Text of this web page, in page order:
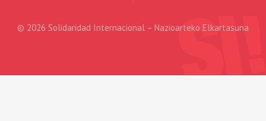
© 2026 Solidaridad Internacional – Nazioarteko Elkartasuna